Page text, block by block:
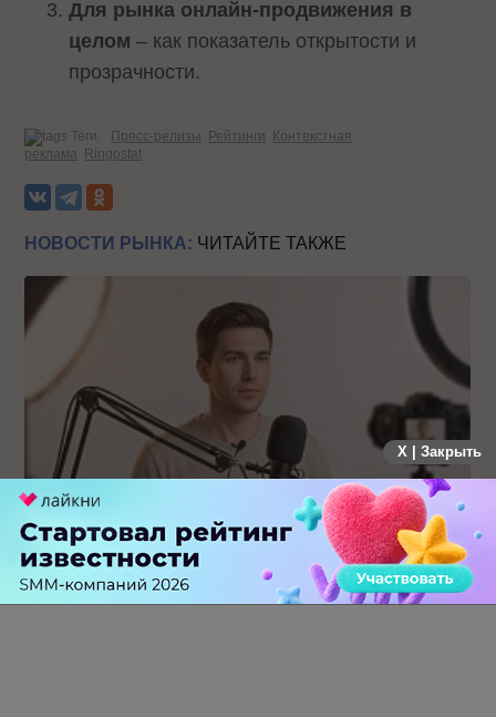
Для рынка онлайн-продвижения в
целом – как показатель открытости и
прозрачности.
Теги: Пресс-релизы Рейтинги Контекстная
реклама Ringostat
НОВОСТИ РЫНКА: ЧИТАЙТЕ ТАКЖЕ
Российский рынок инфлюенс-маркетинга вошел в фазу
стагнации после нескольких лет роста
X | Закрыть